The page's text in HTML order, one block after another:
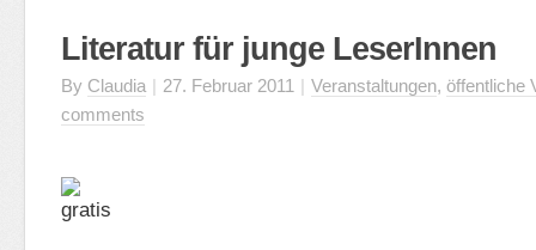
Literatur für junge LeserInnen
By Claudia | 27. Februar 2011 | Veranstaltungen, öffentliche
comments